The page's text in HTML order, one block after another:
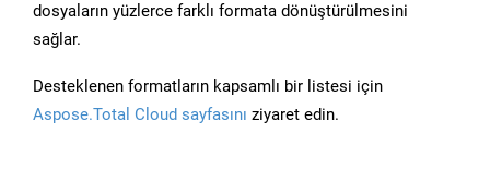
dosyaların yüzlerce farklı formata dönüştürülmesini
sağlar.
Desteklenen formatların kapsamlı bir listesi için
Aspose.Total Cloud sayfasını ziyaret edin.